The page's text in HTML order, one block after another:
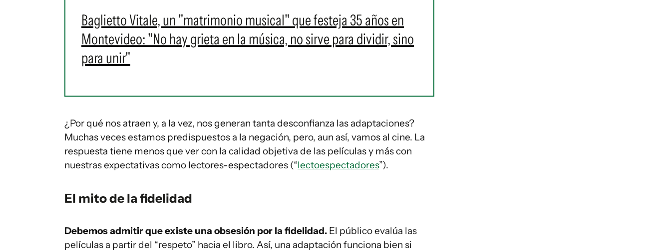
Baglietto Vitale, un "matrimonio musical" que festeja 35 años en
Montevideo: "No hay grieta en la música, no sirve para dividir, sino
para unir"
¿Por qué nos atraen y, a la vez, nos generan tanta desconfianza las adaptaciones?
Muchas veces estamos predispuestos a la negación, pero, aun así, vamos al cine. La
respuesta tiene menos que ver con la calidad objetiva de las películas y más con
nuestras expectativas como lectores-espectadores (“lectoespectadores”).
El mito de la fidelidad
Debemos admitir que existe una obsesión por la fidelidad. El público evalúa las
películas a partir del “respeto” hacia el libro. Así, una adaptación funciona bien si